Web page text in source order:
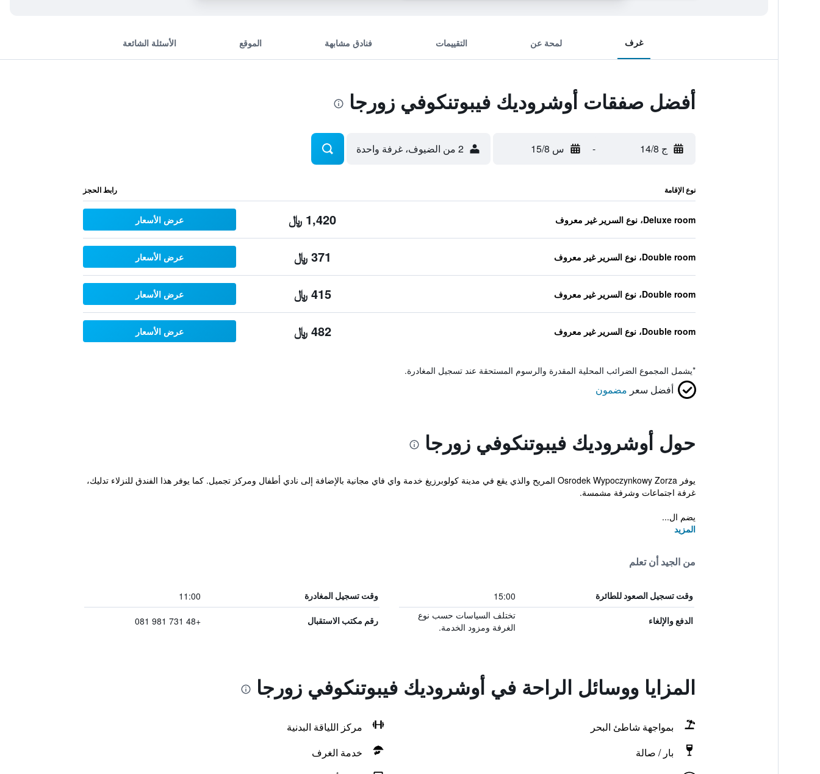
غرف لمحة عن التقييمات فنادق مشابهة الموقع الأسئلة الشائعة
أفضل صفقات أوشروديك فيبوتنكوفي زورجا
ج 14/8 - س 15/8 2 من الضيوف، غرفة واحدة
نوع الإقامة رابط الحجز
Deluxe room، نوع السرير غير معروف 1,420 ﷼ عرض الأسعار
Double room، نوع السرير غير معروف 371 ﷼ عرض الأسعار
Double room، نوع السرير غير معروف 415 ﷼ عرض الأسعار
Double room، نوع السرير غير معروف 482 ﷼ عرض الأسعار
*يشمل المجموع الضرائب المحلية المقدرة والرسوم المستحقة عند تسجيل المغادرة.
أفضل سعر مضمون
حول أوشروديك فيبوتنكوفي زورجا
يوفر Osrodek Wypoczynkowy Zorza المريح والذي يقع في مدينة كولوبرزيغ خدمة واي فاي مجانية بالإضافة إلى نادي أطفال ومركز تجميل. كما يوفر هذا الفندق للنزلاء تدليك،
غرفة اجتماعات وشرفة مشمسة.
يضم ال...
المزيد
من الجيد أن تعلم
وقت تسجيل الصعود للطائرة 15:00 وقت تسجيل المغادرة 11:00
الدفع والإلغاء
تختلف السياسات حسب نوع
الغرفة ومزود الخدمة.
رقم مكتب الاستقبال +48 731 981 081
المزايا ووسائل الراحة في أوشروديك فيبوتنكوفي زورجا
بمواجهة شاطئ البحر
مركز اللياقة البدنية
بار / صالة
خدمة الغرف